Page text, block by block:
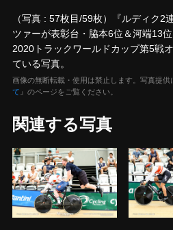
（写真 : 57枚目/59枚）『ルディク2
ツァーが表彰台・脇本6位＆河端13
2020トラックワールドカップ第5戦
ている写真。
画像の無断転載・使用は禁止します。写真提供
て 』のページをご覧ください。
関連する写真